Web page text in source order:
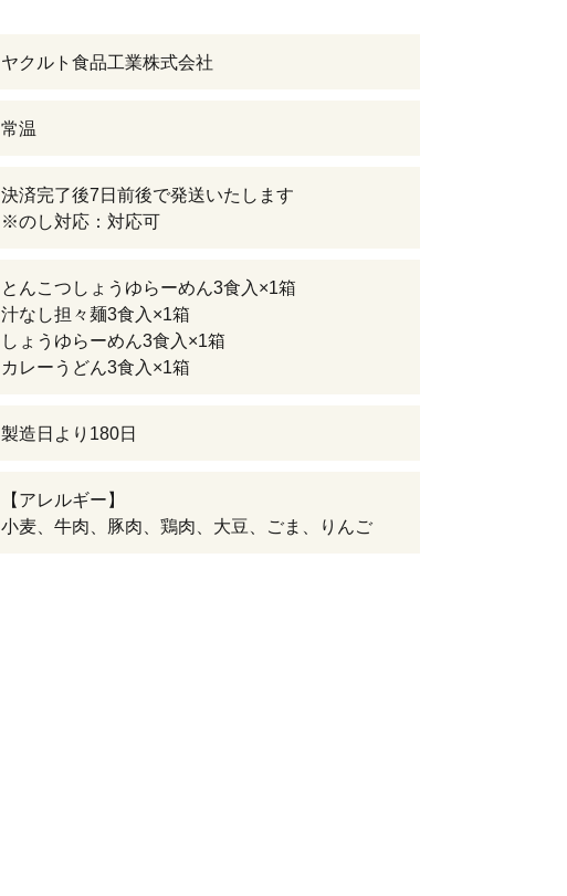
ヤクルト食品工業株式会社
常温
決済完了後7日前後で発送いたします
※のし対応：対応可
とんこつしょうゆらーめん3食入×1箱
汁なし担々麺3食入×1箱
しょうゆらーめん3食入×1箱
カレーうどん3食入×1箱
製造日より180日
【アレルギー】
小麦、牛肉、豚肉、鶏肉、大豆、ごま、りんご